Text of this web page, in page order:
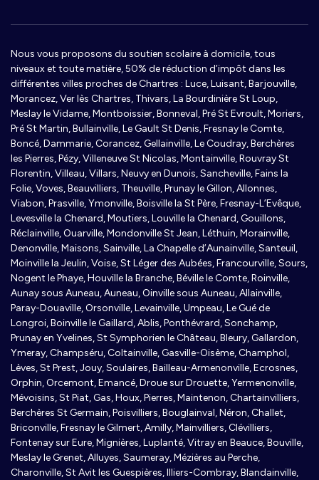
Nous vous proposons du soutien scolaire à domicile, tous
niveaux et toute matière, 50% de réduction d’impôt dans les
différentes villes proches de Chartres : Luce, Luisant, Barjouville,
Morancez, Ver lès Chartres, Thivars, La Bourdinière St Loup,
Meslay le Vidame, Montboissier, Bonneval, Pré St Evroult, Moriers,
Pré St Martin, Bullainville, Le Gault St Denis, Fresnay le Comte,
Boncé, Dammarie, Corancez, Gellainville, Le Coudray, Berchères
les Pierres, Pézy, Villeneuve St Nicolas, Montainville, Rouvray St
Florentin, Villeau, Villars, Neuvy en Dunois, Sancheville, Fains la
Folie, Voves, Beauvilliers, Theuville, Prunay le Gillon, Allonnes,
Viabon, Prasville, Ymonville, Boisville la St Père, Fresnay-L’Evêque,
Levesville la Chenard, Moutiers, Louville la Chenard, Gouillons,
Réclainville, Ouarville, Mondonville St Jean, Léthuin, Morainville,
Denonville, Maisons, Sainville, La Chapelle d’Aunainville, Santeuil,
Moinville la Jeulin, Voise, St Léger des Aubées, Francourville, Sours,
Nogent le Phaye, Houville la Branche, Béville le Comte, Roinville,
Aunay sous Auneau, Auneau, Oinville sous Auneau, Allainville,
Paray-Douaville, Orsonville, Levainville, Umpeau, Le Gué de
Longroi, Boinville le Gaillard, Ablis, Ponthévrard, Sonchamp,
Prunay en Yvelines, St Symphorien le Château, Bleury, Gallardon,
Ymeray, Champséru, Coltainville, Gasville-Oisème, Champhol,
Lèves, St Prest, Jouy, Soulaires, Bailleau-Armenonville, Ecrosnes,
Orphin, Orcemont, Emancé, Droue sur Drouette, Yermenonville,
Mévoisins, St Piat, Gas, Houx, Pierres, Maintenon, Chartainvilliers,
Berchères St Germain, Poisvilliers, Bouglainval, Néron, Challet,
Briconville, Fresnay le Gilmert, Amilly, Mainvilliers, Clévilliers,
Fontenay sur Eure, Mignières, Luplanté, Vitray en Beauce, Bouville,
Meslay le Grenet, Alluyes, Saumeray, Mézières au Perche,
Charonville, St Avit les Guespières, Illiers-Combray, Blandainville,